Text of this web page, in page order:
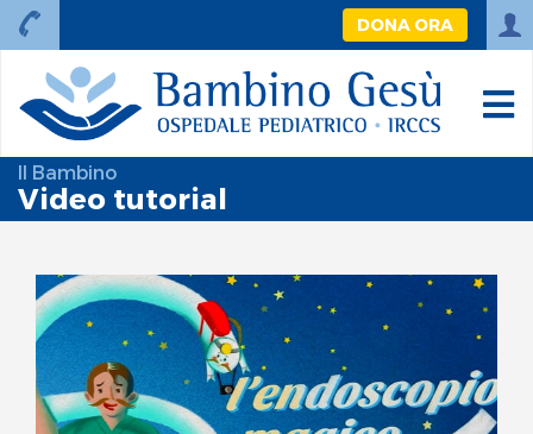
DONA ORA
Il Bambino
Video tutorial